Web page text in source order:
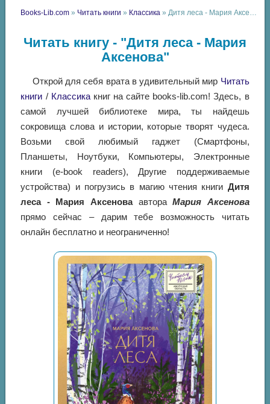
Books-Lib.com » Читать книги » Классика » Дитя леса - Мария Аксенова
Читать книгу - "Дитя леса - Мария
Аксенова"
Открой для себя врата в удивительный мир Читать
книги / Классикакниг на сайте books-lib.com! Здесь, в
самой лучшей библиотеке мира, ты найдешь
сокровища слова и истории, которые творят чудеса.
Возьми свой любимый гаджет (Смартфоны,
Планшеты, Ноутбуки, Компьютеры, Электронные
книги (e-book readers), Другие поддерживаемые
устройства) и погрузись в магию чтения книги Дитя
леса - Мария АксеноваавтораМария Аксенова
прямо сейчас – дарим тебе возможность читать
онлайн бесплатно и неограниченно!